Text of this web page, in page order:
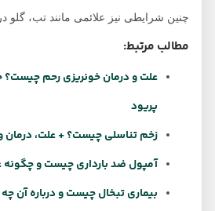
چنین شرایطی نیز علائمی مانند تب، گلو درد
مطالب مرتبط:
علت و درمان خونریزی رحم چیست؟
پریود
زخم تناسلی چیست؟ + علت، درمان و
آمپول ضد بارداری چیست و چگونه
بیماری تبخال چیست و درباره آن چه